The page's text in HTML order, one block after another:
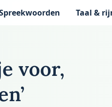
Taal &
voor,